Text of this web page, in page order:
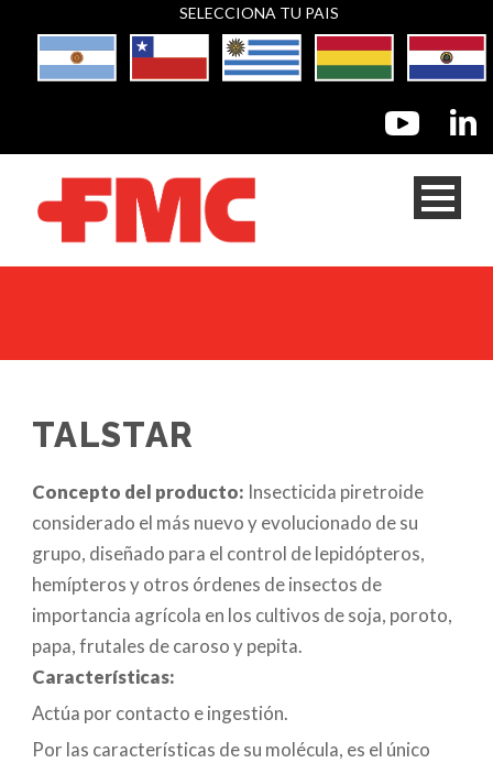
SELECCIONA TU PAIS
TALSTAR
Concepto del producto: Insecticida piretroide
considerado el más nuevo y evolucionado de su
grupo, diseñado para el control de lepidópteros,
hemípteros y otros órdenes de insectos de
importancia agrícola en los cultivos de soja, poroto,
papa, frutales de caroso y pepita.
Características:
Actúa por contacto e ingestión.
Por las características de su molécula, es el único